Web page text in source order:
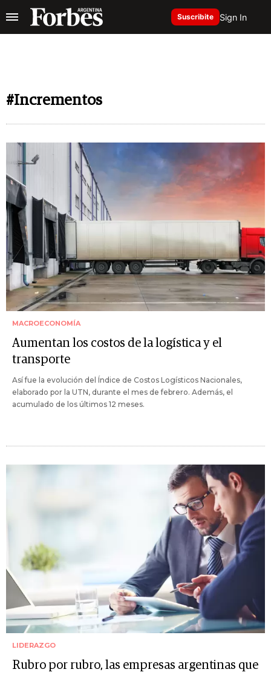
Suscribite Sign In
#Incrementos
MACROECONOMÍA
Aumentan los costos de la logística y el
transporte
Así fue la evolución del Índice de Costos Logísticos Nacionales,
elaborado por la UTN, durante el mes de febrero. Además, el
acumulado de los últimos 12 meses.
LIDERAZGO
Rubro por rubro, las empresas argentinas que